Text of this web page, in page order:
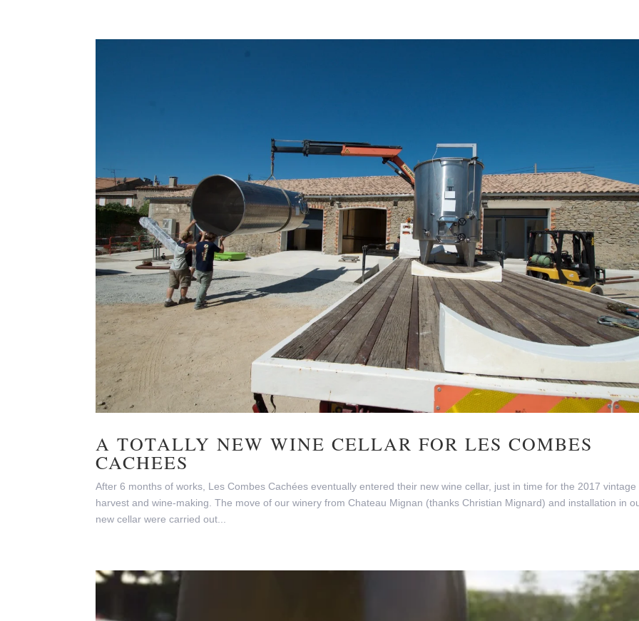
A TOTALLY NEW WINE CELLAR FOR LES COMBES
CACHEES
After 6 months of works, Les Combes Cachées eventually entered their new wine cellar, just in time for the 2017 vintage
harvest and wine-making. The move of our winery from Chateau Mignan (thanks Christian Mignard) and installation in
new cellar were carried out...